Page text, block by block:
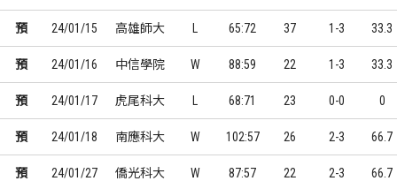
預 24/01/15 高雄師大 65:72 37 1-3 33.3
預 24/01/16 中信學院 W 88:59 22 1-3 33.3
預 24/01/17 虎尾科大 68:71 23 0-0 0
預 24/01/18 南應科大 W 102:57 26 2-3 66.7
預 24/01/27 僑光科大 W 87:57 22 2-3 66.7